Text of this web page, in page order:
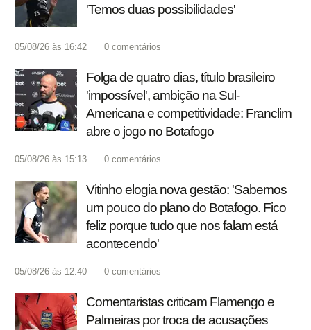
'Temos duas possibilidades'
05/08/26 às 16:42 0 comentários
Folga de quatro dias, título brasileiro
'impossível', ambição na Sul-
Americana e competitividade: Franclim
abre o jogo no Botafogo
05/08/26 às 15:13 0 comentários
Vitinho elogia nova gestão: 'Sabemos
um pouco do plano do Botafogo. Fico
feliz porque tudo que nos falam está
acontecendo'
05/08/26 às 12:40 0 comentários
Comentaristas criticam Flamengo e
Palmeiras por troca de acusações